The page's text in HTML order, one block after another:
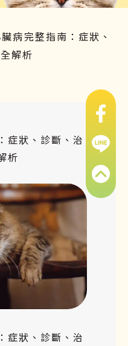
病完整指南：症狀、
解析
症狀、診斷、治
析
症狀、診斷、治